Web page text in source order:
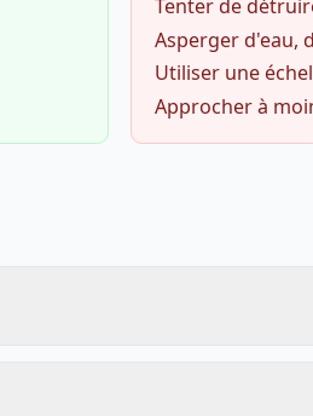
Tenter de
Asperger d'eau,
Utiliser une
Approcher à